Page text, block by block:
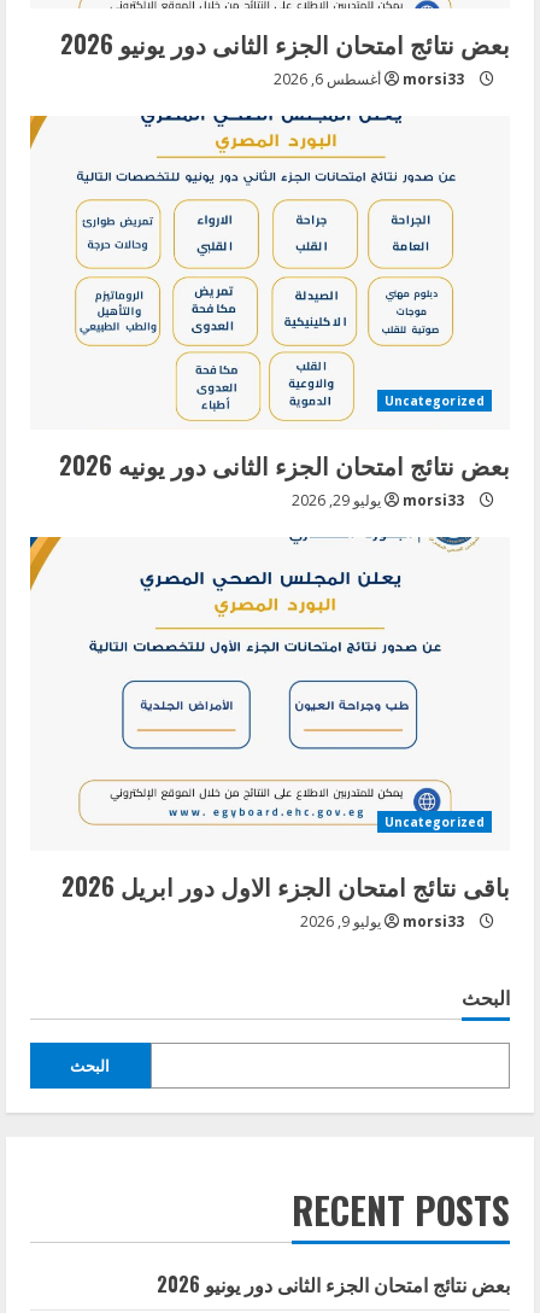
n
بعض نتائج امتحان الجزء الثانى دور يونيو 2026
morsi33 أغسطس 6, 2026
Uncategorized
بعض نتائج امتحان الجزء الثانى دور يونيه 2026
morsi33 يوليو 29, 2026
Uncategorized
باقى نتائج امتحان الجزء الاول دور ابريل 2026
morsi33 يوليو 9, 2026
البحث
البحث
RECENT POSTS
بعض نتائج امتحان الجزء الثانى دور يونيو 2026